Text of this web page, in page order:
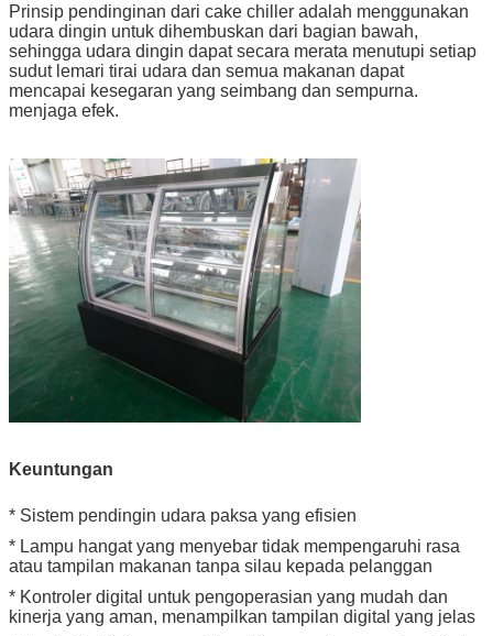
Prinsip pendinginan dari cake chiller adalah menggunakan
udara dingin untuk dihembuskan dari bagian bawah,
sehingga udara dingin dapat secara merata menutupi setiap
sudut lemari tirai udara dan semua makanan dapat
mencapai kesegaran yang seimbang dan sempurna.
menjaga efek.
Keuntungan
* Sistem pendingin udara paksa yang efisien
* Lampu hangat yang menyebar tidak mempengaruhi rasa
atau tampilan makanan tanpa silau kepada pelanggan
* Kontroler digital untuk pengoperasian yang mudah dan
kinerja yang aman, menampilkan tampilan digital yang jelas